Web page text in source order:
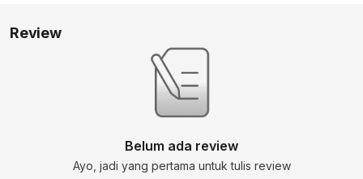
Review
Belum ada review
Ayo, jadi yang pertama untuk tulis review